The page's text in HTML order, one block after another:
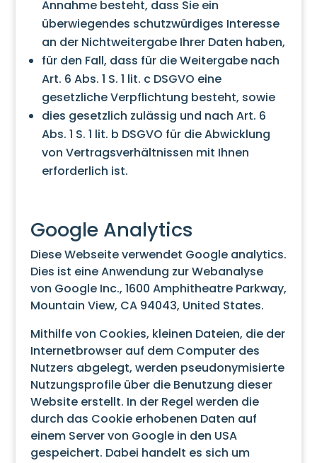
Annahme besteht, dass Sie ein
überwiegendes schutzwürdiges Interesse
an der Nichtweitergabe Ihrer Daten haben,
für den Fall, dass für die Weitergabe nach
Art. 6 Abs. 1 S. 1 lit. c DSGVO eine
gesetzliche Verpflichtung besteht, sowie
dies gesetzlich zulässig und nach Art. 6
Abs. 1 S. 1 lit. b DSGVO für die Abwicklung
von Vertragsverhältnissen mit Ihnen
erforderlich ist.
Google Analytics
Diese Webseite verwendet Google analytics.
Dies ist eine Anwendung zur Webanalyse
von Google Inc., 1600 Amphitheatre Parkway,
Mountain View, CA 94043, United States.
Mithilfe von Cookies, kleinen Dateien, die der
Internetbrowser auf dem Computer des
Nutzers abgelegt, werden pseudonymisierte
Nutzungsprofile über die Benutzung dieser
Website erstellt. In der Regel werden die
durch das Cookie erhobenen Daten auf
einem Server von Google in den USA
gespeichert. Dabei handelt es sich um